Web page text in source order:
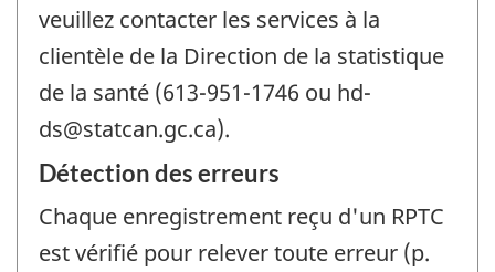
veuillez contacter les services à la
clientèle de la Direction de la statistique
de la santé (613-951-1746 ou hd-
ds@statcan.gc.ca).
Détection des erreurs
Chaque enregistrement reçu d'un RPTC
est vérifié pour relever toute erreur (p.